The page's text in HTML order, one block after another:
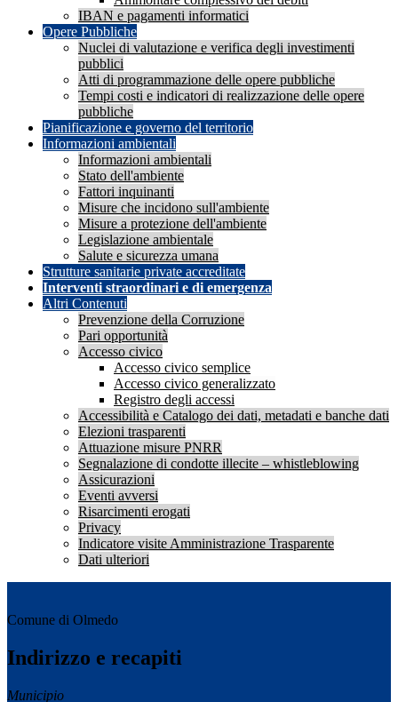
IBAN e pagamenti informatici
Opere Pubbliche
Nuclei di valutazione e verifica degli investimenti
pubblici
Atti di programmazione delle opere pubbliche
Tempi costi e indicatori di realizzazione delle opere
pubbliche
Pianificazione e governo del territorio
Informazioni ambientali
Informazioni ambientali
Stato dell'ambiente
Fattori inquinanti
Misure che incidono sull'ambiente
Misure a protezione dell'ambiente
Legislazione ambientale
Salute e sicurezza umana
Strutture sanitarie private accreditate
Interventi straordinari e di emergenza
Altri Contenuti
Prevenzione della Corruzione
Pari opportunità
Accesso civico
Accesso civico semplice
Accesso civico generalizzato
Registro degli accessi
Accessibilità e Catalogo dei dati, metadati e banche dati
Elezioni trasparenti
Attuazione misure PNRR
Segnalazione di condotte illecite – whistleblowing
Assicurazioni
Eventi avversi
Risarcimenti erogati
Privacy
Indicatore visite Amministrazione Trasparente
Dati ulteriori
Comune di Olmedo
Indirizzo e recapiti
Municipio